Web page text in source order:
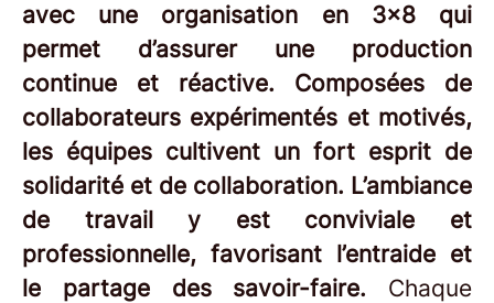
avec une organisation en 3x8 qui
permet d’assurer une production
continue et réactive. Composées de
collaborateurs expérimentés et motivés,
les équipes cultivent un fort esprit de
solidarité et de collaboration. L’ambiance
de travail y est conviviale et
professionnelle, favorisant l’entraide et
le partage des savoir-faire. Chaque